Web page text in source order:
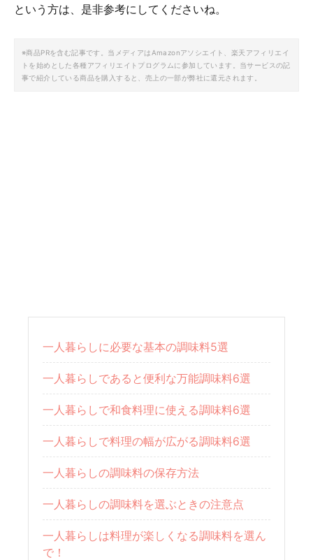
という方は、是非参考にしてくださいね。
※商品PRを含む記事です。当メディアはAmazonアソシエイト、楽天アフィリエイ
トを始めとした各種アフィリエイトプログラムに参加しています。当サービスの記
事で紹介している商品を購入すると、売上の一部が弊社に還元されます。
一人暮らしに必要な基本の調味料5選
一人暮らしであると便利な万能調味料6選
一人暮らしで和食料理に使える調味料6選
一人暮らしで料理の幅が広がる調味料6選
一人暮らしの調味料の保存方法
一人暮らしの調味料を選ぶときの注意点
一人暮らしは料理が楽しくなる調味料を選ん
で！